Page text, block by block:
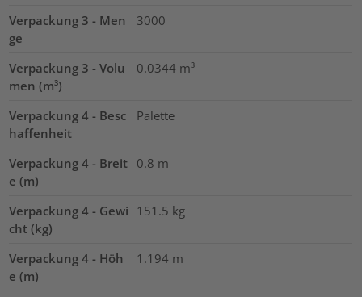
Verpackung 3 - Men
ge
3000
Verpackung 3 - Volu
men (m³)
0.0344 m³
Verpackung 4 - Besc
haffenheit
Palette
Verpackung 4 - Breit
e (m)
0.8 m
Verpackung 4 - Gewi
cht (kg)
151.5 kg
Verpackung 4 - Höh
e (m)
1.194 m